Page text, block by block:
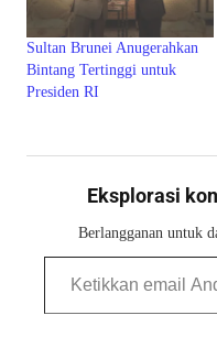
Sultan Brunei Anugerahkan
Bintang Tertinggi untuk
Presiden RI
Eksplorasi
Berlangganan untuk
Ketikkan email Anda...